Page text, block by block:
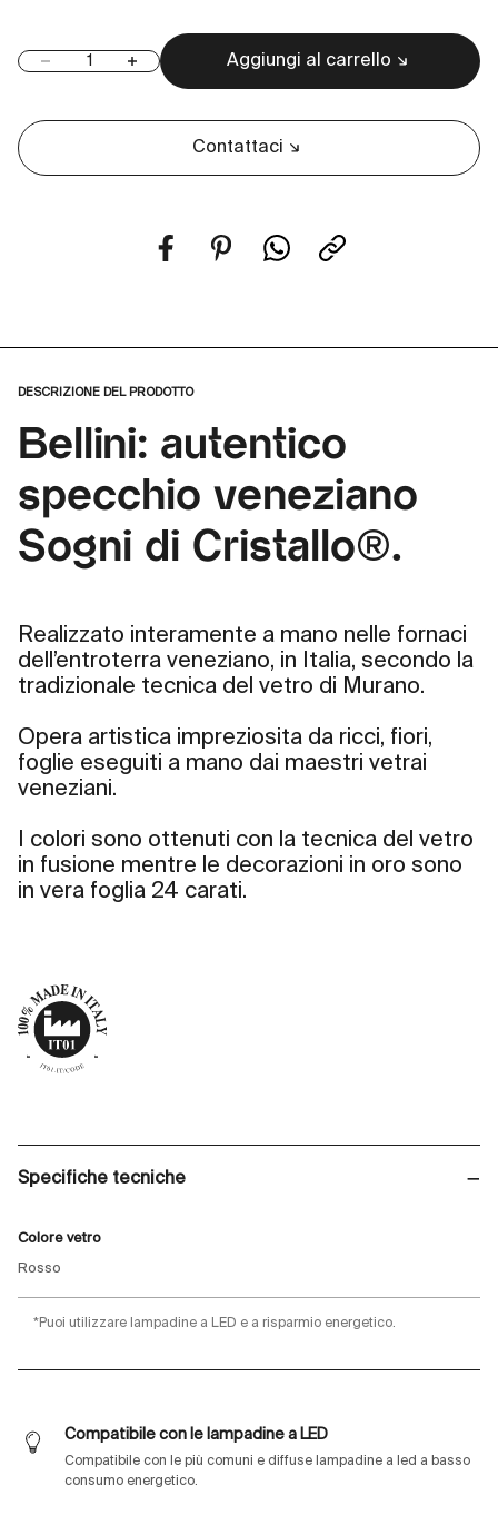
Diminuisci quantitàAumenta quantitàAggiungi al carrello
Contattaci
DESCRIZIONE DEL PRODOTTO
Bellini: autentico
specchio veneziano
Sogni di Cristallo®.
Realizzato interamente a mano nelle fornaci
dell’entroterra veneziano, in Italia, secondo la
tradizionale tecnica del vetro di Murano.
Opera artistica impreziosita da ricci, fiori,
foglie eseguiti a mano dai maestri vetrai
veneziani.
I colori sono ottenuti con la tecnica del vetro
in fusione mentre le decorazioni in oro sono
in vera foglia 24 carati.
Specifiche tecniche
Colore vetro
Rosso
*Puoi utilizzare lampadine a LED e a risparmio energetico.
Compatibile con le lampadine a LED
Compatibile con le più comuni e diffuse lampadine a led a basso
consumo energetico.